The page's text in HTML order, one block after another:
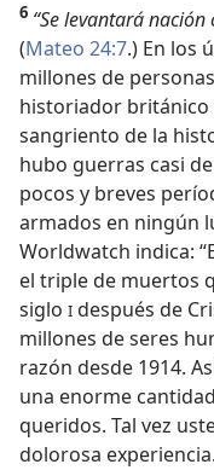
6 “Se levantará
(Mateo 24:7.) En los
millones de
historiador británico
sangriento de la
hubo guerras casi
pocos y breves
armados en ningún
Worldwatch indica:
el triple de muertos
siglo I después de
millones de seres
razón desde 1914.
una enorme
queridos. Tal vez
dolorosa experiencia.